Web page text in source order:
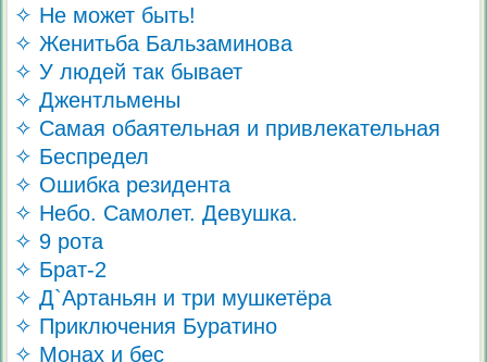
✧ Не может быть!
✧ Женитьба Бальзаминова
✧ У людей так бывает
✧ Джентльмены
✧ Самая обаятельная и привлекательная
✧ Беспредел
✧ Ошибка резидента
✧ Небо. Самолет. Девушка.
✧ 9 рота
✧ Брат-2
✧ Д`Артаньян и три мушкетёра
✧ Приключения Буратино
✧ Монах и бес